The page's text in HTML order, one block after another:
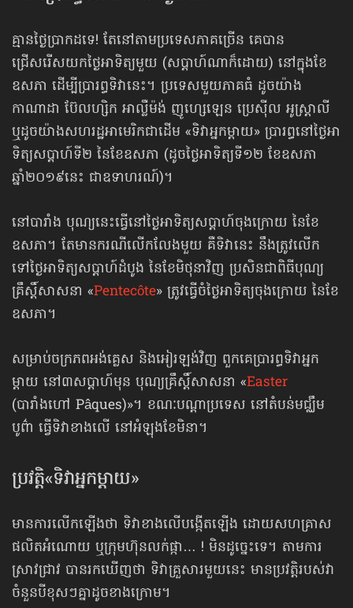
គ្មានថ្ងៃប្រាកដទេ! តែនៅតាមប្រទេសភាគច្រើន គេបាន
ជ្រើសរើសយកថ្ងៃអាទិត្យមួយ (សប្ដាហ៍ណាក៏ដោយ) នៅក្នុងខែ
ឧសភា ដើម្បីប្រារព្ធទិវានេះ។ ប្រទេសមួយភាគធំ ដូចយ៉ាង
កាណាដា ប៊ែលហ្សិក អាល្លឺម៉ង់ ញូហ្សេឡេន ប្រេស៊ីល អូស្ត្រាលី
ឬដូចយ៉ាងសហរដ្ឋអាមេរិកជាដើម «ទិវាអ្នកម្ដាយ» ប្រារព្ធនៅថ្ងៃអា
ទិត្យ​សប្ដាហ៍ទី២ នៃខែឧសភា (ដូចថ្ងៃអាទិត្យទី១២ ខែឧសភា
ឆ្នាំ២០១៩នេះ ជាឧទាហរណ៍)។
នៅបារាំង បុណ្យនេះធ្វើនៅថ្ងៃអាទិត្យ​សប្ដាហ៍ចុងក្រោយ នៃខែ
ឧសភា។ តែមានករណីលើកលែងមួយ គឺទិវានេះ នឹងត្រូវលើក
ទៅថ្ងៃអាទិត្យសប្ដាហ៍​ដំបូង នៃខែមិថុនាវិញ ប្រសិនជាពិធីបុណ្យ
គ្រឹស្ដិ៍សាសនា «Pentecôte» ត្រូវធ្វើចំថ្ងៃអាទិត្យចុងក្រោយ នៃខែ
ឧសភា។
សម្រាប់ចក្រភពអង់គ្លេស និងអៀរឡង់វិញ ពួកគេប្រារព្ធទិវាអ្នក
ម្ដាយ នៅ៣សប្ដាហ៍មុន បុណ្យគ្រឹស្ដិ៍សាសនា «Easter
(បារាំងហៅ Pâques)»។ ខណៈបណ្ដាប្រទេស នៅតំបន់មជ្ឈឹម
បូព៌ា ធ្វើទិវាខាងលើ នៅអំឡុងខែមិនា។
ប្រវត្តិ«ទិវាអ្នកម្ដាយ»
មានការលើកឡើងថា ទិវាខាងលើបង្កើតឡើង ដោយសហគ្រាស
ផលិតអំណោយ ឬក្រុមហ៊ុនលក់ផ្កា… ! មិនដូច្នេះទេ។ តាមការ
ស្រាវជ្រាវ បានរកឃើញថា ទិវាគ្រួសារមួយនេះ មានប្រវត្តិរបស់វា
ចំនួនបីខុសៗគ្នាដូចខាងក្រោម។